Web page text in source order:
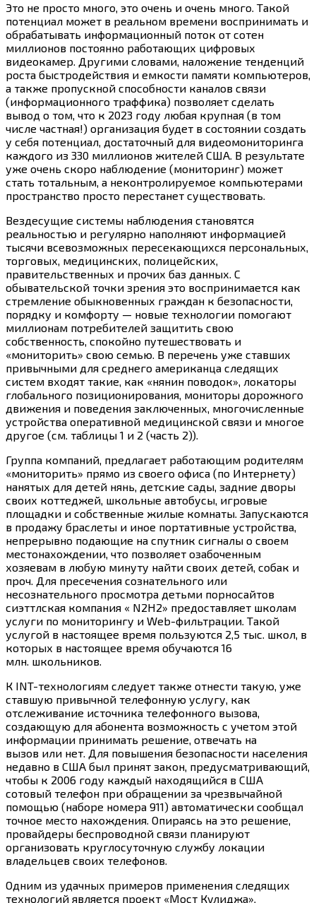
Это не просто много, это очень и очень много. Такой
потенциал может в реальном времени воспринимать и
обрабатывать информационный поток от сотен
миллионов постоянно работающих цифровых
видеокамер. Другими словами, наложение тенденций
роста быстродействия и емкости памяти компьютеров,
а также пропускной способности каналов связи
(информационного траффика) позволяет сделать
вывод о том, что к 2023 году любая крупная (в том
числе частная!) организация будет в состоянии создать
у себя потенциал, достаточный для видеомониторинга
каждого из 330 миллионов жителей США. В результате
уже очень скоро наблюдение (мониторинг) может
стать тотальным, а неконтролируемое компьютерами
пространство просто перестанет существовать.
Вездесущие системы наблюдения становятся
реальностью и регулярно наполняют информацией
тысячи всевозможных пересекающихся персональных,
торговых, медицинских, полицейских,
правительственных и прочих баз данных. С
обывательской точки зрения это воспринимается как
стремление обыкновенных граждан к безопасности,
порядку и комфорту — новые технологии помогают
миллионам потребителей защитить свою
собственность, спокойно путешествовать и
«мониторить» свою семью. В перечень уже ставших
привычными для среднего американца следящих
систем входят такие, как «нянин поводок», локаторы
глобального позиционирования, мониторы дорожного
движения и поведения заключенных, многочисленные
устройства оперативной медицинской связи и многое
другое (см. таблицы 1 и 2 (часть 2)).
Группа компаний, предлагает работающим родителям
«мониторить» прямо из своего офиса (по Интернету)
нанятых для детей нянь, детские сады, задние дворы
своих коттеджей, школьные автобусы, игровые
площадки и собственные жилые комнаты. Запускаются
в продажу браслеты и иное портативные устройства,
непрерывно подающие на спутник сигналы о своем
местонахождении, что позволяет озабоченным
хозяевам в любую минуту найти своих детей, собак и
проч. Для пресечения сознательного или
несознательного просмотра детьми порносайтов
сиэттлская компания « N2H2» предоставляет школам
услуги по мониторингу и Web-фильтрации. Такой
услугой в настоящее время пользуются 2,5 тыс. школ, в
которых в настоящее время обучаются 16
млн. школьников.
К INT-технологиям следует также отнести такую, уже
ставшую привычной телефонную услугу, как
отслеживание источника телефонного вызова,
создающую для абонента возможность с учетом этой
информации принимать решение, отвечать на
вызов или нет. Для повышения безопасности населения
недавно в США был принят закон, предусматривающий,
чтобы к 2006 году каждый находящийся в США
сотовый телефон при обращении за чрезвычайной
помощью (наборе номера 911) автоматически сообщал
точное место нахождения. Опираясь на это решение,
провайдеры беспроводной связи планируют
организовать круглосуточную службу локации
владельцев своих телефонов.
Одним из удачных примеров применения следящих
технологий является проект «Мост Кулиджа»,